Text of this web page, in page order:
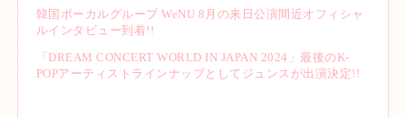
韓国ボーカルグループ WeNU 8月の来日公演間近オフィシャ
ルインタビュー到着!!
「DREAM CONCERT WORLD IN JAPAN 2024」最後のK-
POPアーティストラインナップとしてジュンスが出演決定!!